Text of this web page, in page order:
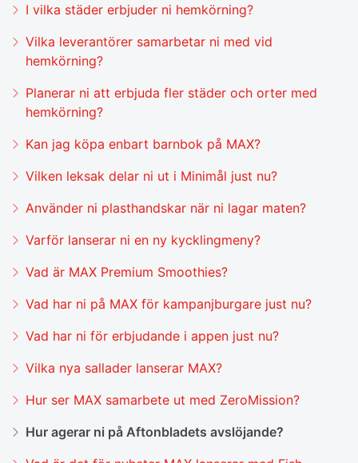
I vilka städer erbjuder ni hemkörning?
Vilka leverantörer samarbetar ni med vid
hemkörning?
Planerar ni att erbjuda fler städer och orter med
hemkörning?
Kan jag köpa enbart barnbok på MAX?
Vilken leksak delar ni ut i Minimål just nu?
Använder ni plasthandskar när ni lagar maten?
Varför lanserar ni en ny kycklingmeny?
Vad är MAX Premium Smoothies?
Vad har ni på MAX för kampanjburgare just nu?
Vad har ni för erbjudande i appen just nu?
Vilka nya sallader lanserar MAX?
Hur ser MAX samarbete ut med ZeroMission?
Hur agerar ni på Aftonbladets avslöjande?